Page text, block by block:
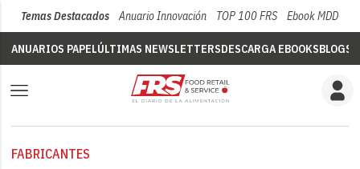
Temas Destacados Anuario Innovación TOP 100 FRS Ebook MDD
ANUARIOS PAPELÚLTIMAS NEWSLETTERSDESCARGA EBOOKSBLOGS
FABRICANTES